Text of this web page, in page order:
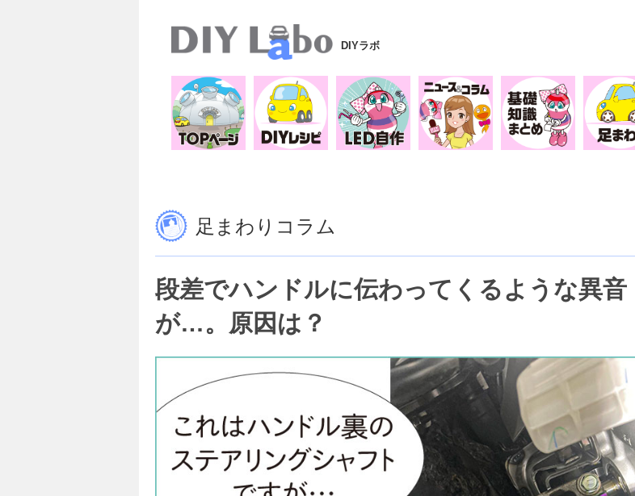
DIYラボ
足まわりコラム
段差でハンドルに伝わってくるような異音
が…。原因は？